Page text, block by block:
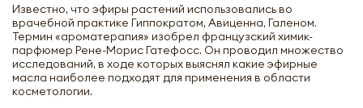
Известно, что эфиры растений использовались во
врачебной практике Гиппократом, Авиценна, Галеном.
Термин «ароматерапия» изобрел французский химик-
парфюмер Рене-Морис Гатефосс. Он проводил множество
исследований, в ходе которых выяснял какие эфирные
масла наиболее подходят для применения в области
косметологии.